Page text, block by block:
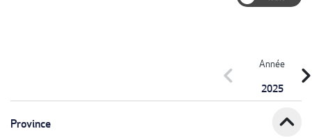
Année
2025
chevron_left
Province expand_less